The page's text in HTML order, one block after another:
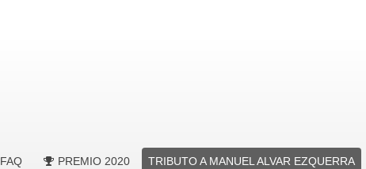
FAQ PREMIO 2020 TRIBUTO A MANUEL ALVAR EZQUERRA